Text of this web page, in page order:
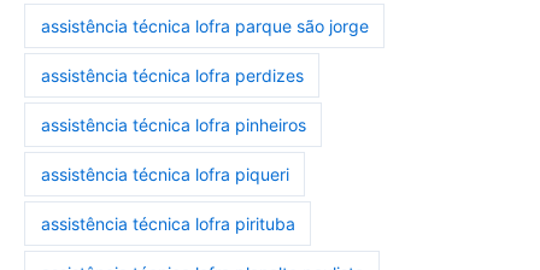
assistência técnica lofra parque são jorge
assistência técnica lofra perdizes
assistência técnica lofra pinheiros
assistência técnica lofra piqueri
assistência técnica lofra pirituba